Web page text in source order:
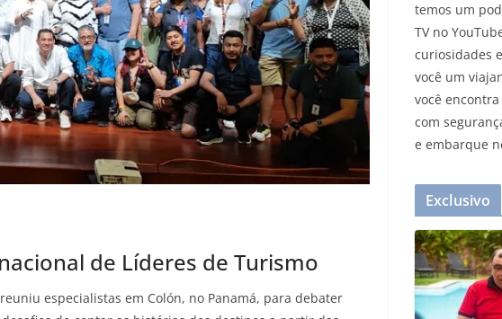
de Líderes de Turismo
especialistas em Colón, no Panamá, para debater
temos um
TV no
curiosidades
você um
você
com
e embarque
Exclusivo